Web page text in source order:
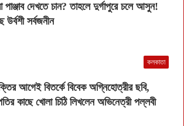
দেখতে চান? তাহলে দুর্গাপুরে চলে আসুন!
সর্বজনীন
কলকাতা
আগেই বিতর্কে বিবেক অগ্নিহোত্রীর ছবি,
কাছে খোলা চিঠি লিখলেন অভিনেত্রী পল্লবী